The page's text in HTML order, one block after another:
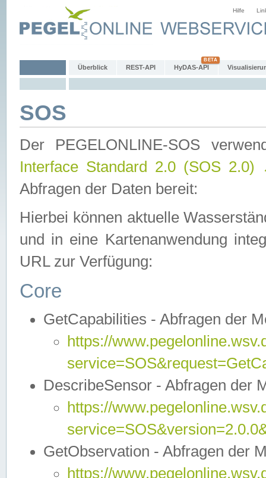
Hilfe
Überblick REST-API HyDAS-API
SOS
Der PEGELONLINE-SOS
Interface Standard 2.0 (SOS 2.0)
Abfragen der Daten bereit:
Hierbei können aktuelle
und in eine Kartenanwendung
URL zur Verfügung:
Core
GetCapabilities - Abfragen der
https://
DescribeSensor - Abfragen der
https://
GetObservation - Abfragen der
https://